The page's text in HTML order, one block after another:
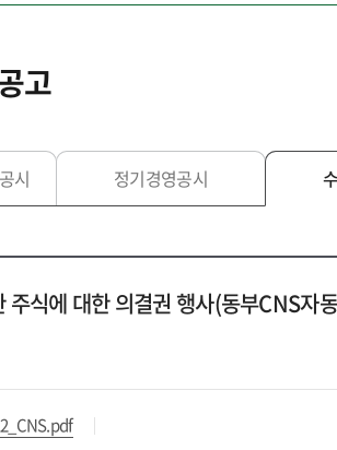
고
시 정기경영공시
주식에 대한 의결권 행사(동부CNS자